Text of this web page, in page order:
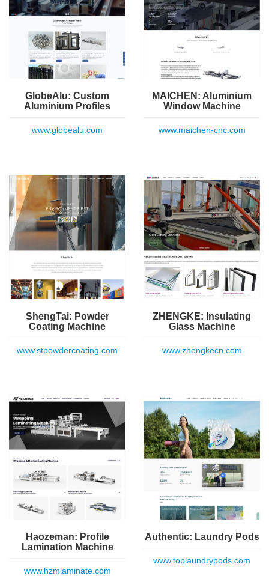
GlobeAlu: Custom
Aluminium Profiles
www.globealu.com
MAICHEN: Aluminium
Window Machine
www.maichen-cnc.com
ShengTai: Powder
Coating Machine
www.stpowdercoating.com
ZHENGKE: Insulating
Glass Machine
www.zhengkecn.com
Haozeman: Profile
Lamination Machine
www.hzmlaminate.com
Authentic: Laundry Pods
www.toplaundrypods.com